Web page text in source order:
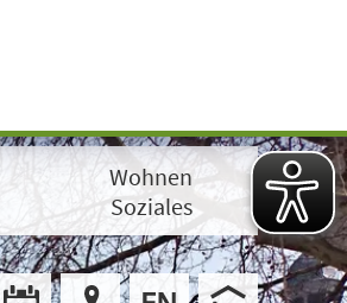
Wohnen
Soziales